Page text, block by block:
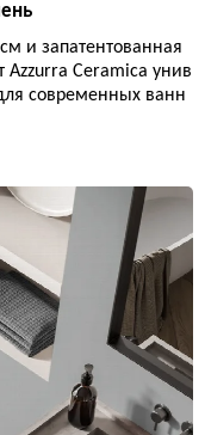
и запатентованная
Azzurra Ceramica унив
современных ванн